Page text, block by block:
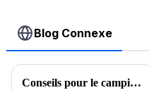
Blog Connexe
Conseils pour le camping d'hiver : guide essentiel pour la sécurité et le confort